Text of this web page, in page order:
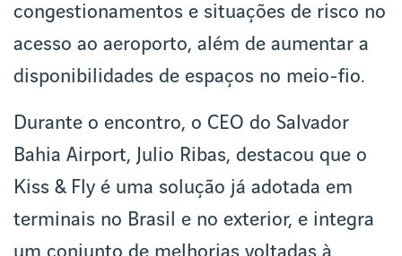
congestionamentos e situações de risco no
acesso ao aeroporto, além de aumentar a
disponibilidades de espaços no meio-fio.
Durante o encontro, o CEO do Salvador
Bahia Airport, Julio Ribas, destacou que o
Kiss & Fly é uma solução já adotada em
terminais no Brasil e no exterior, e integra